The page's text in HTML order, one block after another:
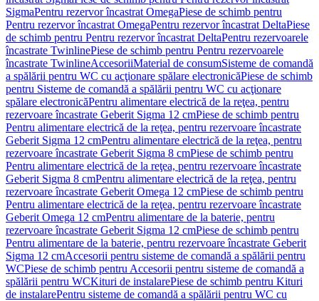
SigmaPentru rezervor încastrat OmegaPiese de schimb pentru
Pentru rezervor încastrat OmegaPentru rezervor încastrat DeltaPiese
de schimb pentru Pentru rezervor încastrat DeltaPentru rezervoarele
încastrate TwinlinePiese de schimb pentru Pentru rezervoarele
încastrate TwinlineAccesoriiMaterial de consumSisteme de comandă
a spălării pentru WC cu acţionare spălare electronicăPiese de schimb
pentru Sisteme de comandă a spălării pentru WC cu acţionare
spălare electronicăPentru alimentare electrică de la reţea, pentru
rezervoare încastrate Geberit Sigma 12 cmPiese de schimb pentru
Pentru alimentare electrică de la reţea, pentru rezervoare încastrate
Geberit Sigma 12 cmPentru alimentare electrică de la reţea, pentru
rezervoare încastrate Geberit Sigma 8 cmPiese de schimb pentru
Pentru alimentare electrică de la reţea, pentru rezervoare încastrate
Geberit Sigma 8 cmPentru alimentare electrică de la reţea, pentru
rezervoare încastrate Geberit Omega 12 cmPiese de schimb pentru
Pentru alimentare electrică de la reţea, pentru rezervoare încastrate
Geberit Omega 12 cmPentru alimentare de la baterie, pentru
rezervoare încastrate Geberit Sigma 12 cmPiese de schimb pentru
Pentru alimentare de la baterie, pentru rezervoare încastrate Geberit
Sigma 12 cmAccesorii pentru sisteme de comandă a spălării pentru
WCPiese de schimb pentru Accesorii pentru sisteme de comandă a
spălării pentru WCKituri de instalarePiese de schimb pentru Kituri
de instalarePentru sisteme de comandă a spălării pentru WC cu